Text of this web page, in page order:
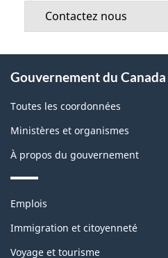
Contactez nous
propos
de
ce
Gouvernement du Canada
Toutes les coordonnées
Ministères et organismes
À propos du gouvernement
Thèmes
sujets
Emplois
Immigration et citoyenneté
Voyage et tourisme